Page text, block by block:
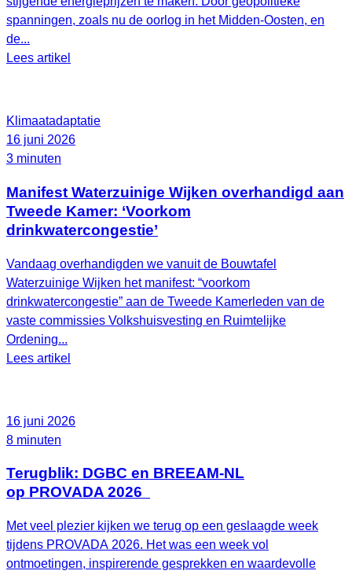
spanningen, zoals nu de oorlog in het Midden-Oosten, en
de...
Lees artikel
Klimaatadaptatie
16 juni 2026
3 minuten
Manifest Waterzuinige Wijken overhandigd aan
Tweede Kamer: ‘Voorkom
drinkwatercongestie’
Vandaag overhandigden we vanuit de Bouwtafel
Waterzuinige Wijken het manifest: “voorkom
drinkwatercongestie” aan de Tweede Kamerleden van de
vaste commissies Volkshuisvesting en Ruimtelijke
Ordening...
Lees artikel
16 juni 2026
8 minuten
Terugblik: DGBC en BREEAM-NL
op PROVADA 2026
Met veel plezier kijken we terug op een geslaagde week
tijdens PROVADA 2026. Het was een week vol
ontmoetingen, inspirerende gesprekken en waardevolle